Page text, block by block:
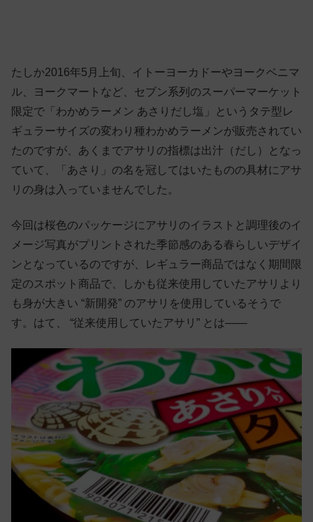
たしか2016年5月上旬、イトーヨーカドーやヨークベニマ
ル、ヨークマートなど、セブン系列のスーパーマーケット
限定で「わかめラーメン あさりだし塩」というタテ型レ
ギュラーサイズの変わり種わかめラーメンが販売されてい
たのですが、あくまでアサリの指標は出汁（だし）となっ
ていて、「あさり」の名を冠してはいたものの具材にアサ
リの身は入っていませんでした。
今回は桜色のパッケージにアサリのイラストと調理後のイ
メージ写真がプリントされた季節感のある春らしいデザイ
ンとなっているのですが、レギュラー商品ではなく期間限
定のスポット商品で、しかも従来使用していたアサリより
も身が大きい “新開発” のアサリを使用しているそうで
す。はて、 “従来使用していたアサリ” とは――